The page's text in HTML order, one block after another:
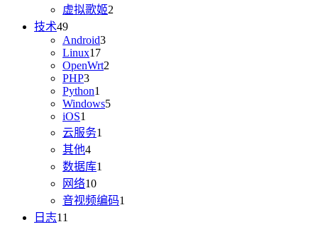
虚拟歌姬2
技术49
Android3
Linux17
OpenWrt2
PHP3
Python1
Windows5
iOS1
云服务1
其他4
数据库1
网络10
音视频编码1
日志11